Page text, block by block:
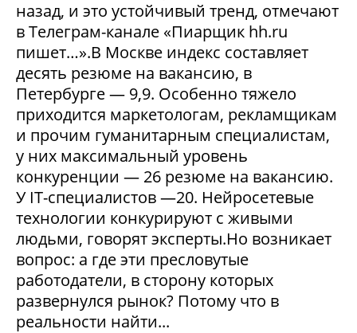
назад, и это устойчивый тренд, отмечают
в Телеграм-канале «Пиарщик hh.ru
пишет…».В Москве индекс составляет
десять резюме на вакансию, в
Петербурге — 9,9. Особенно тяжело
приходится маркетологам, рекламщикам
и прочим гуманитарным специалистам,
у них максимальный уровень
конкуренции — 26 резюме на вакансию.
У IT-специалистов —20. Нейросетевые
технологии конкурируют с живыми
людьми, говорят эксперты.Но возникает
вопрос: а где эти пресловутые
работодатели, в сторону которых
развернулся рынок? Потому что в
реальности найти...